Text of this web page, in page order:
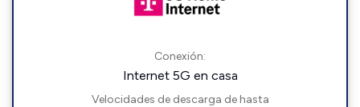
Conexión:
Internet 5G en casa
Velocidades de descarga de hasta